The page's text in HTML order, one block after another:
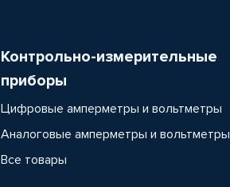
Контрольно-измерительные
приборы
Цифровые амперметры и вольтметры
Аналоговые амперметры и вольтметры
Все товары